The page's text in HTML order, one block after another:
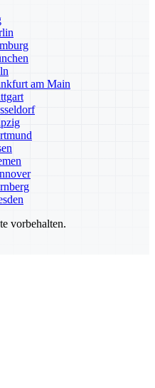
am Main
vorbehalten.